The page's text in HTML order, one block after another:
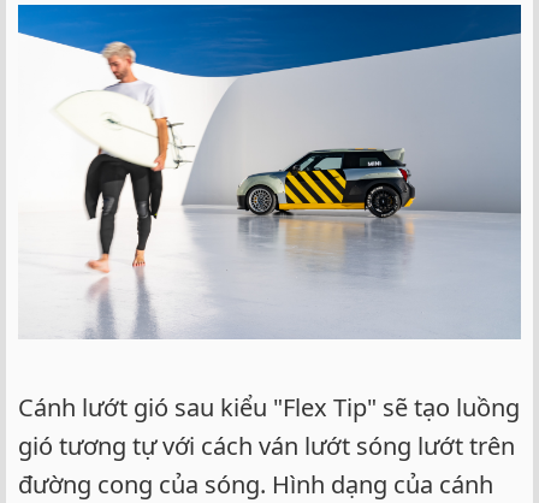
Cánh lướt gió sau kiểu "Flex Tip" sẽ tạo luồng
gió tương tự với cách ván lướt sóng lướt trên
đường cong của sóng. Hình dạng của cánh